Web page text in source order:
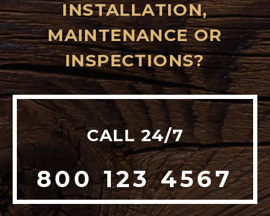
INSTALLATION,
MAINTENANCE OR
INSPECTIONS?
CALL 24/7
800 123 4567